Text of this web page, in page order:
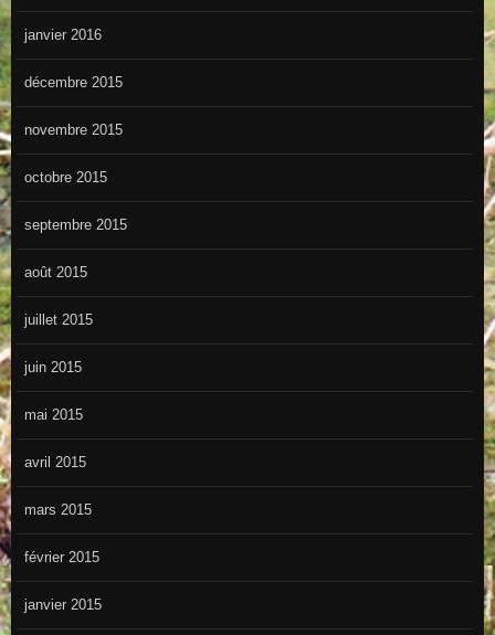
janvier 2016
décembre 2015
novembre 2015
octobre 2015
septembre 2015
août 2015
juillet 2015
juin 2015
mai 2015
avril 2015
mars 2015
février 2015
janvier 2015